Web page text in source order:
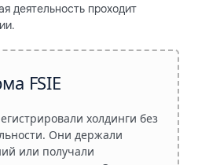
деятельность проходит
FSIE
холдинги без
Они держали
или получали